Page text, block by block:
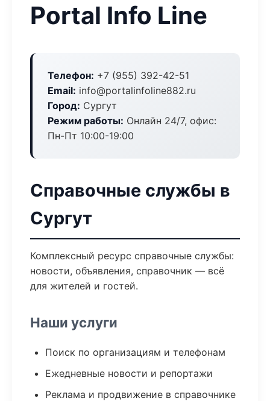
Portal Info Line
Телефон: +7 (955) 392-42-51
Email: info@portalinfoline882.ru
Город: Сургут
Режим работы: Онлайн 24/7, офис:
Пн-Пт 10:00-19:00
Справочные службы в
Сургут
Комплексный ресурс справочные службы:
новости, объявления, справочник — всё
для жителей и гостей.
Наши услуги
Поиск по организациям и телефонам
Ежедневные новости и репортажи
Реклама и продвижение в справочнике